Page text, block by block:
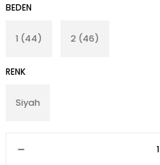
BEDEN
1 (44) 2 (46)
RENK
Siyah